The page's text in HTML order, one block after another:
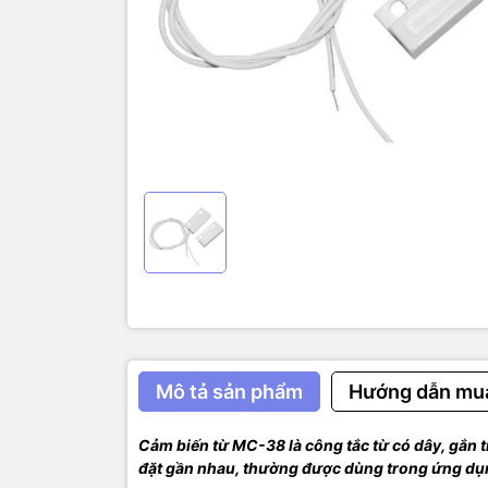
Mô tả sản phẩm Hướng dẫn
Cảm biến từ MC-38 là công tắc từ có dây, gắn
đặt gần nhau, thường được dùng trong ứng
Không nên
Thông số kĩ
Kích
Khoảng
Dòng tiêu
Cảm biến
dụng để